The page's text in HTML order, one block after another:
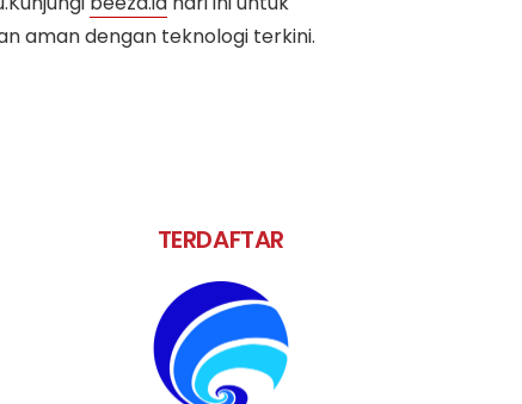
aman dengan teknologi terkini.
TERDAFTAR